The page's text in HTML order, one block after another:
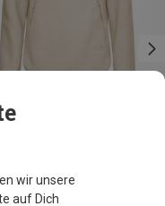
wir unsere
auf Dich